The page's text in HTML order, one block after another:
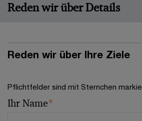
Reden wir über Details
Reden wir über Ihre Ziele
Pflichtfelder sind mit Sternchen
Ihr Name*